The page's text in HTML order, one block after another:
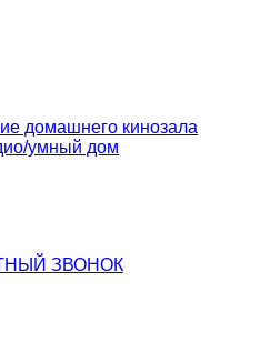
домашнего кинозала
умный дом
ЗВОНОК